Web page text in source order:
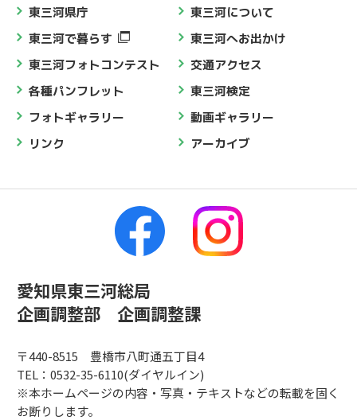
東三河県庁
東三河について
東三河で暮らす
東三河へお出かけ
東三河フォトコンテスト
交通アクセス
各種パンフレット
東三河検定
フォトギャラリー
動画ギャラリー
リンク
アーカイブ
愛知県東三河総局
企画調整部 企画調整課
〒440-8515 豊橋市八町通五丁目4
TEL：0532-35-6110(ダイヤルイン)
※本ホームページの内容・写真・テキストなどの転載を固く
お断りします。